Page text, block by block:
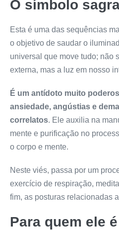
O símbolo
Esta é uma das sequências
o objetivo de saudar o
universal que move tudo; não
externa, mas a luz em nosso
É um antídoto muito
ansiedade, angústias e
correlatos. Ele auxilia na
mente e purificação no
o corpo e mente.
Neste viés, passa por um
exercício de respiração,
fim, as posturas relacionadas
Para quem ele